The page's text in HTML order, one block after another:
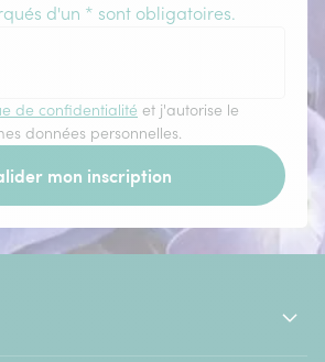
d'un * sont obligatoires.
de confidentialité et j'autorise le
données personnelles.
mon inscription